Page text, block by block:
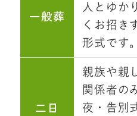
一般葬
人とゆか
くお招き
形式です。
二日
親族や親
関係者の
夜・告別